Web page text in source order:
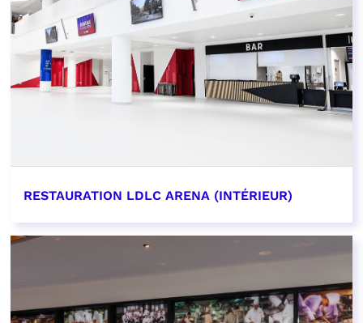
RESTAURATION LDLC ARENA (INTÉRIEUR)